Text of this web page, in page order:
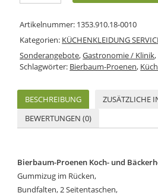
Artikelnummer: 1353.910.18-0010
Kategorien: KÜCHENKLEIDUNG
Sonderangebote,Gastronomie / Klinik,
Schlagwörter: Bierbaum-Proenen,
BESCHREIBUNG
ZUSÄTZLICHE
BEWERTUNGEN (0)
Bierbaum-Proenen Koch- und
Gummizug im Rücken,
Bundfalten, 2 Seitentaschen,